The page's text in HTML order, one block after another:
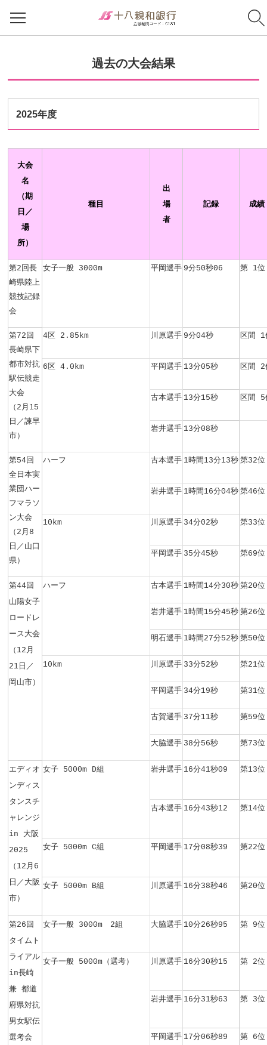
過去の大会結果
2025年度
大会
名
（期
日／
場
所）
種目
出
場
者
記録 成績
第2回長
崎県陸上
競技記録
会
女子一般 3000m 平岡選手 9分50秒06 第 1位
第72回
長崎県下
都市対抗
駅伝競走
大会
（2月15
日／諫早
市）
4区 2.85km 川原選手 9分04秒 区間 1
6区 4.0km 平岡選手 13分05秒 区間 2
古本選手 13分15秒 区間 5
岩井選手 13分08秒
第54回
全日本実
業団ハー
フマラソ
ン大会
（2月8
日／山口
県）
ハーフ 古本選手 1時間13分13秒 第32位
岩井選手 1時間16分04秒 第46位
10km 川原選手 34分02秒 第33位
平岡選手 35分45秒 第69位
第44回
山陽女子
ロードレ
ース大会
（12月
21日／
岡山市）
ハーフ 古本選手 1時間14分30秒 第20位
岩井選手 1時間15分45秒 第26位
明石選手 1時間27分52秒 第50位
10km 川原選手 33分52秒 第21位
平岡選手 34分19秒 第31位
古賀選手 37分11秒 第59位
大脇選手 38分56秒 第73位
エディオ
ンディス
タンスチ
ャレンジ
in 大阪
2025
（12月6
日／大阪
市）
女子 5000m D組 岩井選手 16分41秒09 第13位
古本選手 16分43秒12 第14位
女子 5000m C組 平岡選手 17分08秒39 第22位
女子 5000m B組 川原選手 16分38秒46 第20位
第26回
タイムト
ライアル
in長崎
兼 都道
府県対抗
男女駅伝
選考会
女子一般 3000m 2組 大脇選手 10分26秒95 第 9位
女子一般 5000m（選考） 川原選手 16分30秒15 第 2位
岩井選手 16分31秒63 第 3位
平岡選手 17分06秒89 第 6位